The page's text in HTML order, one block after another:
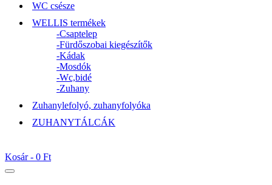
WC csésze
WELLIS termékek
-Csaptelep
-Fürdőszobai kiegészítők
-Kádak
-Mosdók
-Wc,bidé
-Zuhany
Zuhanylefolyó, zuhanyfolyóka
ZUHANYTÁLCÁK
Kosár - 0 Ft